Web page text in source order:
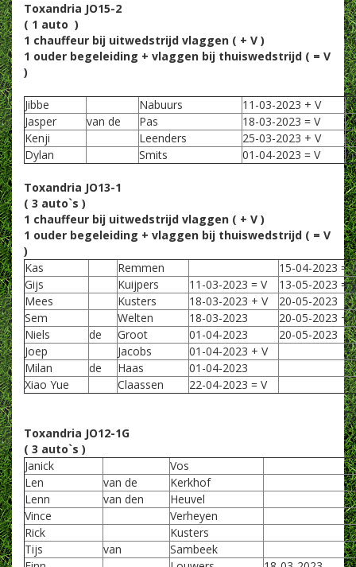
Toxandria JO15-2
( 1 auto )
1 chauffeur bij uitwedstrijd vlaggen ( + V )
1 ouder begeleiding + vlaggen bij thuiswedstrijd ( = V
)
Jibbe Nabuurs 11-03-2023 + V
Jasper
van de Pas 18-03-2023 = V
Kenji
Leenders 25-03-2023 + V
Dylan
Smits 01-04-2023 = V
Toxandria JO13-1
( 3 auto`s )
1 chauffeur bij uitwedstrijd vlaggen ( + V )
1 ouder begeleiding + vlaggen bij thuiswedstrijd ( = V
)
Kas
Remmen
15-04-2023 = V
Gijs
Kuijpers 11-03-2023 = V
13-05-2023 = V
Mees
Kusters 18-03-2023 + V
20-05-2023
Sem
Welten 18-03-2023
20-05-2023 +
Niels
de Groot 01-04-2023
20-05-2023
Joep
Jacobs
01-04-2023 + V
Milan
de Haas
01-04-2023
Xiao Yue
Claassen 22-04-2023 = V
Toxandria JO12-1G
( 3 auto`s )
Janick
Vos
Len
van de
Kerkhof
Lenn
van den
Heuvel
Vince
Verheyen
Rick
Kusters
Tijs
van
Sambeek